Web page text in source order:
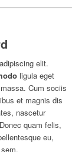
elit.
ligula eget
Cum sociis
et magnis dis
nascetur
quam felis,
eu,